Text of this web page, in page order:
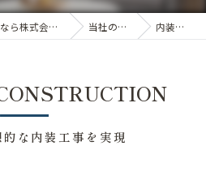
愛知県一宮市のリフォームなら株式会社8STYLE 当社の特徴 内装工事
な内装工事を実現